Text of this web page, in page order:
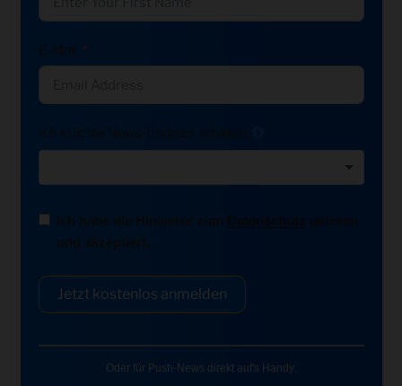
E-Mail
Ich möchte News-Updates erhalten:
Ich habe die Hinweise zum Datenschutz
und akzeptiert.
Jetzt kostenlos anmelden
Oder für Push-News direkt auf's Handy: